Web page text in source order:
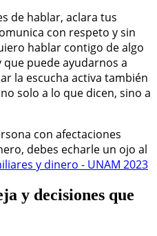
de hablar, aclara tus
con respeto y sin
hablar contigo de algo
puede ayudarnos a
la escucha activa también
solo a lo que dicen, sino a
con afectaciones
debes echarle un ojo al
y dinero - UNAM 2023
y decisiones que